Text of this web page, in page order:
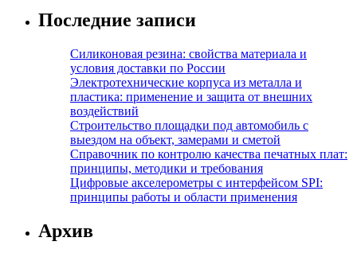
Последние записи
Силиконовая резина: свойства материала и
условия доставки по России
Электротехнические корпуса из металла и
пластика: применение и защита от внешних
воздействий
Строительство площадки под автомобиль с
выездом на объект, замерами и сметой
Справочник по контролю качества печатных плат:
принципы, методики и требования
Цифровые акселерометры с интерфейсом SPI:
принципы работы и области применения
Архив